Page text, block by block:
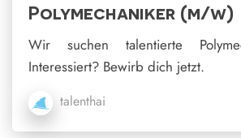
Polymechaniker (m/w)
Wir suchen talentierte
Interessiert? Bewirb dich jetzt.
talenthai